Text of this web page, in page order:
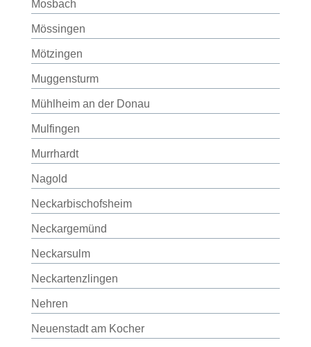
Mosbach
Mössingen
Mötzingen
Muggensturm
Mühlheim an der Donau
Mulfingen
Murrhardt
Nagold
Neckarbischofsheim
Neckargemünd
Neckarsulm
Neckartenzlingen
Nehren
Neuenstadt am Kocher